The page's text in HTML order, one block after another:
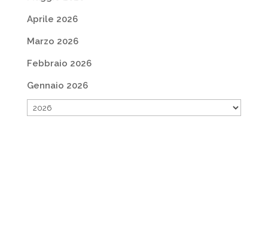
Aprile 2026
Marzo 2026
Febbraio 2026
Gennaio 2026